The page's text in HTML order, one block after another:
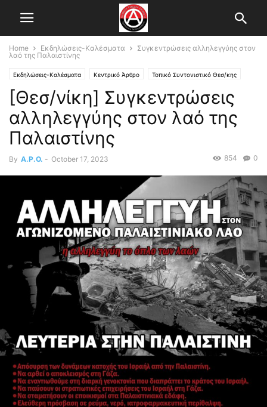
Home Εκδηλώσεις-Καλέσματα
Συγκεντρώσεις αλληλεγγύης στον
λαό της Παλαιστίνης
Εκδηλώσεις-Καλέσματα Κεντρικό Άρθρο Τοπικό Συντονιστικό Θεσ/κης
[Θεσ/νίκη] Συγκεντρώσεις
αλληλεγγύης στον λαό της
Παλαιστίνης
By A.P.O. - October 17, 2023 0
854